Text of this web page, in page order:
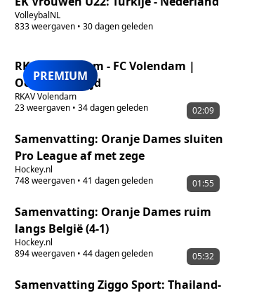
VolleybalNL
833weergaven • 30 dagen geleden
PREMIUM
RKAV Volendam - FC Volendam |
Oefenwedstrijd
RKAV Volendam
23weergaven • 34 dagen geleden 02:09
Samenvatting: Oranje Dames sluiten
Pro League af met zege
Hockey.nl
748weergaven • 41 dagen geleden 01:55
Samenvatting: Oranje Dames ruim
langs België (4-1)
Hockey.nl
894weergaven • 44 dagen geleden 05:32
Samenvatting Ziggo Sport: Thailand-